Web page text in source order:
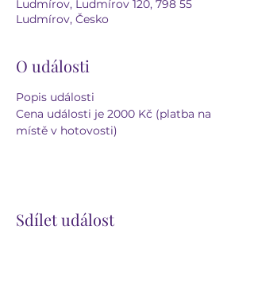
Ludmírov, Ludmírov 120, 798 55
Ludmírov, Česko
O události
Popis události
Cena události je 2000 Kč (platba na
místě v hotovosti)
Sdílet událost